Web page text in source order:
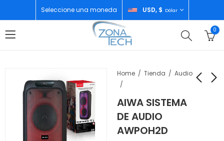
Seleccione una moneda USD, $ Dólar
0
Home Tienda Audio
AIWA SISTEMA
DE AUDIO
AWPOH2D
PRESION ELECTRICA
MULTIUSOS 5LT
$50,00
TOSTADOR
AWHOA3001
$105,00